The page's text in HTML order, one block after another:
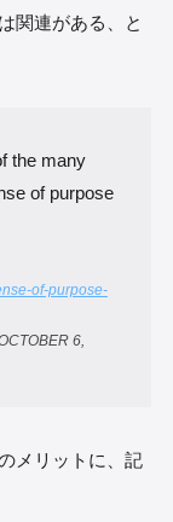
関連がある、と
the many
of purpose
of-purpose-
6,
メリットに、記